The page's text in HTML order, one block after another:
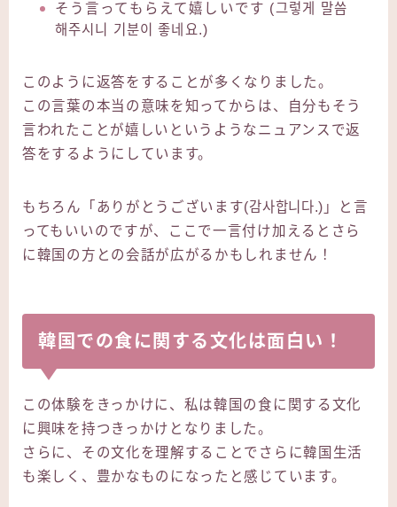
そう言ってもらえて嬉しいです (그렇게 말씀
해주시니 기분이 좋네요.)
このように返答をすることが多くなりました。
この言葉の本当の意味を知ってからは、自分もそう
言われたことが嬉しいというようなニュアンスで返
答をするようにしています。
もちろん「ありがとうございます(감사합니다.)」と言
ってもいいのですが、ここで一言付け加えるとさら
に韓国の方との会話が広がるかもしれません！
韓国での食に関する文化は面白い！
この体験をきっかけに、私は韓国の食に関する文化
に興味を持つきっかけとなりました。
さらに、その文化を理解することでさらに韓国生活
も楽しく、豊かなものになったと感じています。